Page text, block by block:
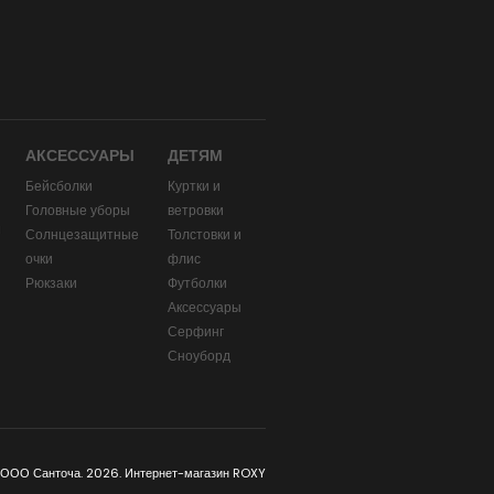
АКСЕССУАРЫ
Бейсболки
Головные уборы
Солнцезащитные
очки
Рюкзаки
ДЕТЯМ
Куртки и
ветровки
Толстовки и
флис
Футболки
Аксессуары
Серфинг
Сноуборд
Санточа. 2026. Интернет-магазин ROXY